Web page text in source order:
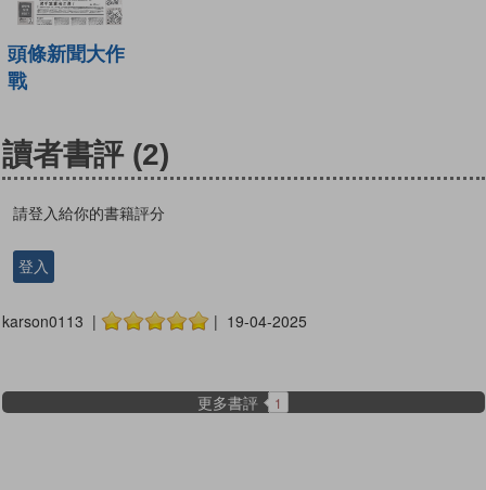
頭條新聞大作
戰
讀者書評 (2)
請登入給你的書籍評分
登入
karson0113 | | 19-04-2025
更多書評 1